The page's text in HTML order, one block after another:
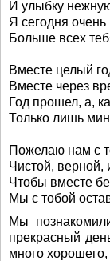
И улыбку
Я сегодня очень
Больше всех
Вместе целый
Вместе через
Год прошел, а,
Только лишь
Пожелаю нам с
Чистой, верной,
Чтобы вместе
Мы с тобой
Мы
прекрасный
много